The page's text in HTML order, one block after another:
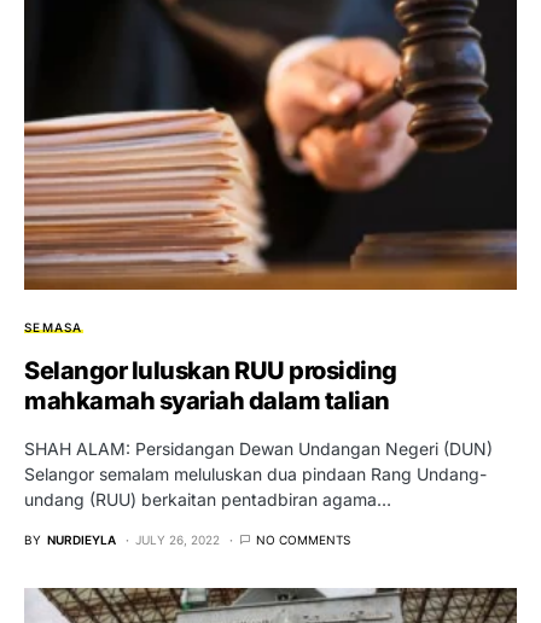
SEMASA
Selangor luluskan RUU prosiding
mahkamah syariah dalam talian
SHAH ALAM: Persidangan Dewan Undangan Negeri (DUN)
Selangor semalam meluluskan dua pindaan Rang Undang-
undang (RUU) berkaitan pentadbiran agama…
BY NURDIEYLA JULY 26, 2022 NO COMMENTS